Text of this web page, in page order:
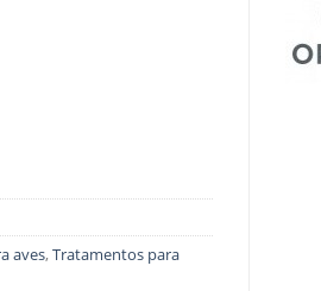
GR
aves,Tratamentos para